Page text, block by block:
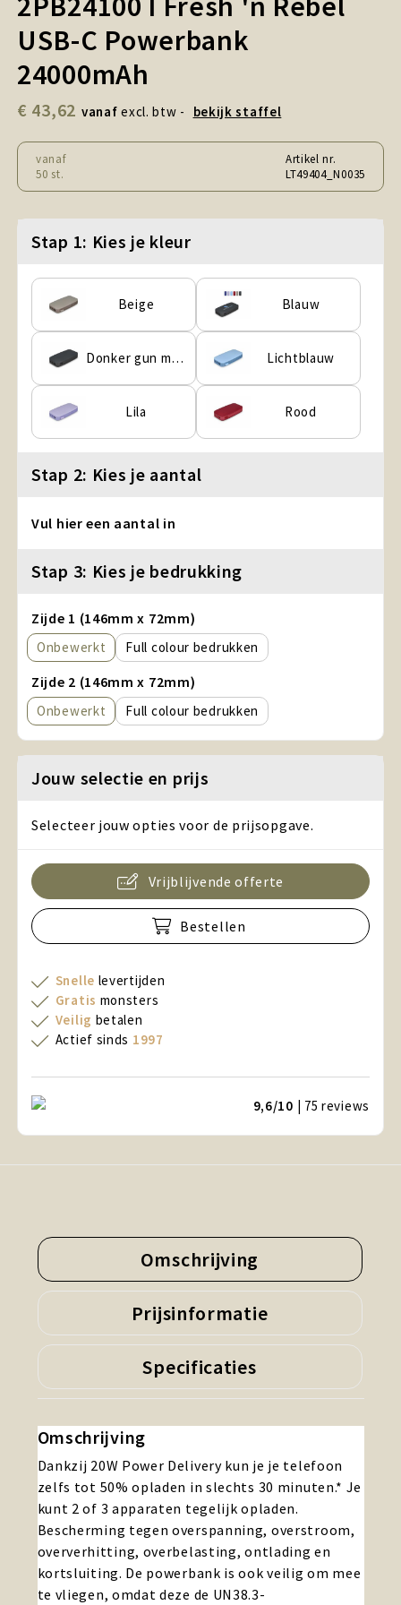
Snoepgoed en Koek
Sport, Spel en Speelgoed
Technologie
Wijngeschenken
USB-C Powerbank
24000mAh
€ 43,62 vanaf excl. btw - bekijk staffel
vanaf
50 st.
Artikel nr.
LT49404_N0035
Stap 1: Kies je kleur
Beige Blauw
Donker gun metal Lichtblauw
Lila Rood
Stap 2: Kies je aantal
Vul hier een aantal in
Stap 3: Kies je bedrukking
Zijde 1 (146mm x 72mm)
Onbewerkt Full colour
Zijde 2 (146mm x 72mm)
Onbewerkt Full colour
Jouw selectie en prijs
Selecteer jouw opties voor de prijsopgave.
Vrijblijvende offerte
Bestellen
Snelle levertijden
Gratis monsters
Veilig betalen
Actief sinds 1997
9,6/10 | 75reviews
Omschrijving
Prijsinformatie
Specificaties
Omschrijving
Dankzij 20W Power Delivery kun je je telefoon
zelfs tot 50% opladen in slechts 30 minuten.* Je
kunt 2 of 3 apparaten tegelijk opladen.
Bescherming tegen overspanning, overstroom,
oververhitting, overbelasting, ontlading en
kortsluiting. De powerbank is ook veilig om mee
te vliegen, omdat deze de UN38.3-